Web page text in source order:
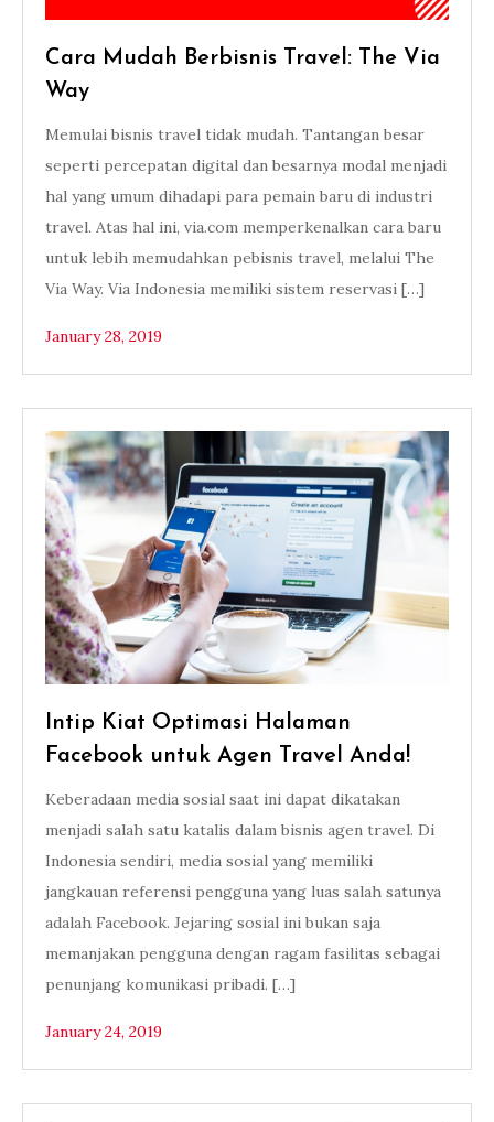
Cara Mudah Berbisnis Travel: The Via
Way
Memulai bisnis travel tidak mudah. Tantangan besar
seperti percepatan digital dan besarnya modal menjadi
hal yang umum dihadapi para pemain baru di industri
travel. Atas hal ini, via.com memperkenalkan cara baru
untuk lebih memudahkan pebisnis travel, melalui The
Via Way. Via Indonesia memiliki sistem reservasi […]
January 28, 2019
Intip Kiat Optimasi Halaman
Facebook untuk Agen Travel Anda!
Keberadaan media sosial saat ini dapat dikatakan
menjadi salah satu katalis dalam bisnis agen travel. Di
Indonesia sendiri, media sosial yang memiliki
jangkauan referensi pengguna yang luas salah satunya
adalah Facebook. Jejaring sosial ini bukan saja
memanjakan pengguna dengan ragam fasilitas sebagai
penunjang komunikasi pribadi. […]
January 24, 2019